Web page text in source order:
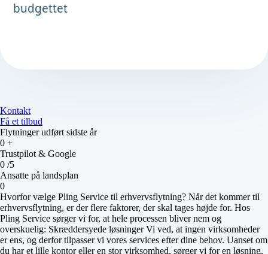
budgettet
Kontakt
Få et tilbud
Flytninger udført sidste år
0 +
Trustpilot & Google
0 /5
Ansatte på landsplan
0
Hvorfor vælge Pling Service til erhvervsflytning? Når det kommer til
erhvervsflytning, er der flere faktorer, der skal tages højde for. Hos
Pling Service sørger vi for, at hele processen bliver nem og
overskuelig: Skræddersyede løsninger Vi ved, at ingen virksomheder
er ens, og derfor tilpasser vi vores services efter dine behov. Uanset om
du har et lille kontor eller en stor virksomhed, sørger vi for en løsning,